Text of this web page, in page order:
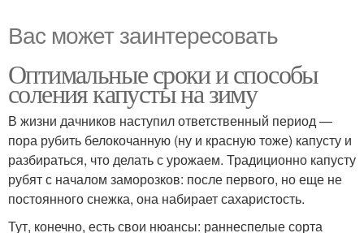
Вас может заинтересовать
Оптимальные сроки и способы
соления капусты на зиму
В жизни дачников наступил ответственный период —
пора рубить белокочанную (ну и красную тоже) капусту и
разбираться, что делать с урожаем. Традиционно капусту
рубят с началом заморозков: после первого, но еще не
постоянного снежка, она набирает сахаристость.
Тут, конечно, есть свои нюансы: раннеспелые сорта